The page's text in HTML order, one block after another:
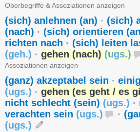
Oberbegriffe & Assoziationen anzeigen
(sich) anlehnen (an) · (sich)
(nach) · (sich) orientieren
richten nach · (sich) leiten
(geh.) · gehen (nach) (ugs.)
Assoziationen anzeigen
(ganz) akzeptabel sein ·
(ugs.) · gehen (es geht / es
nicht schlecht (sein) (ugs.) ·
verachten sein (ugs.) ·
(ugs.)